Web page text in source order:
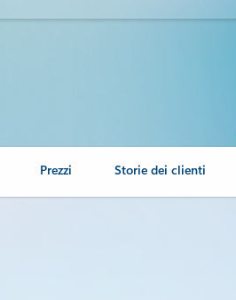
Prezzi Storie dei clienti